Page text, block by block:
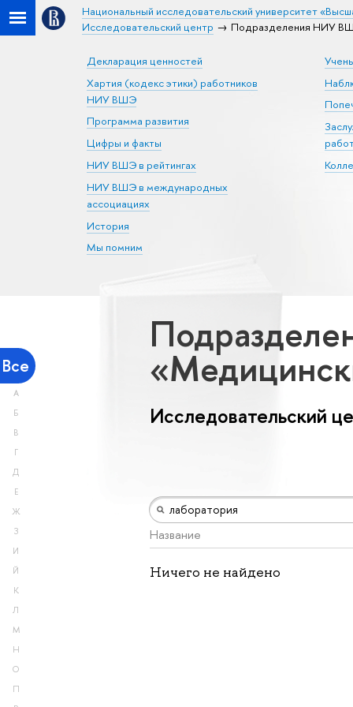
Национальный исследовательский университет
Исследовательский центр
Подразделения НИУ
Декларация ценностей
Хартия (кодекс этики) работников
НИУ ВШЭ
Программа развития
Цифры и факты
НИУ ВШЭ в рейтингах
НИУ ВШЭ в международных
ассоциациях
История
Мы помним
Все
А
Б
В
Г
Д
Е
Ж
З
И
Й
К
Л
М
Н
О
П
Исследовательский
Название
Ничего не найдено